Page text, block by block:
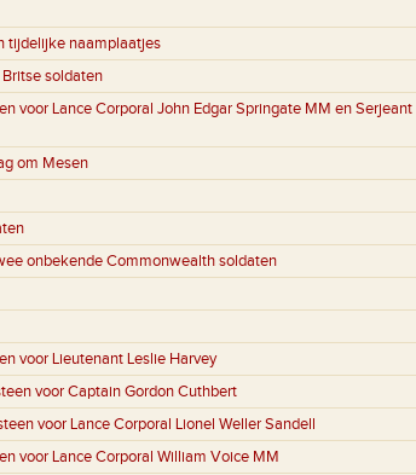
tijdelijke naamplaatjes
soldaten
voor Lance Corporal John Edgar Springate MM en Serjeant
om Mesen
onbekende Commonwealth soldaten
voor Lieutenant Leslie Harvey
voor Captain Gordon Cuthbert
voor Lance Corporal Lionel Weller Sandell
voor Lance Corporal William Voice MM